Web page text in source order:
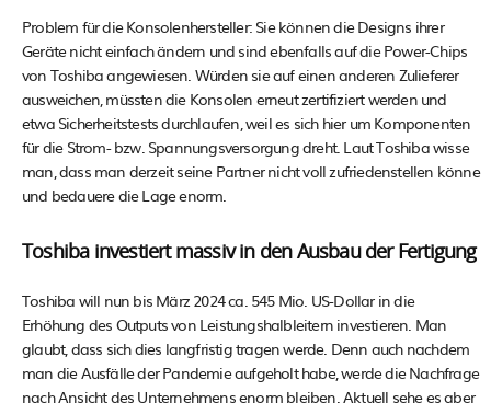
Problem für die Konsolenhersteller: Sie können die Designs ihrer
Geräte nicht einfach ändern und sind ebenfalls auf die Power-Chips
von Toshiba angewiesen. Würden sie auf einen anderen Zulieferer
ausweichen, müssten die Konsolen erneut zertifiziert werden und
etwa Sicherheitstests durchlaufen, weil es sich hier um Komponenten
für die Strom- bzw. Spannungsversorgung dreht. Laut Toshiba wisse
man, dass man derzeit seine Partner nicht voll zufriedenstellen könne
und bedauere die Lage enorm.
Toshiba investiert massiv in den Ausbau der Fertigung
Toshiba will nun bis März 2024 ca. 545 Mio. US-Dollar in die
Erhöhung des Outputs von Leistungshalbleitern investieren. Man
glaubt, dass sich dies langfristig tragen werde. Denn auch nachdem
man die Ausfälle der Pandemie aufgeholt habe, werde die Nachfrage
nach Ansicht des Unternehmens enorm bleiben. Aktuell sehe es aber